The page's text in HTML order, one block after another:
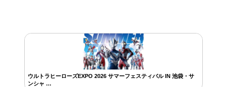
ウルトラヒーローズEXPO 2026 サマーフェスティバル IN 池袋・サ
ンシャ …